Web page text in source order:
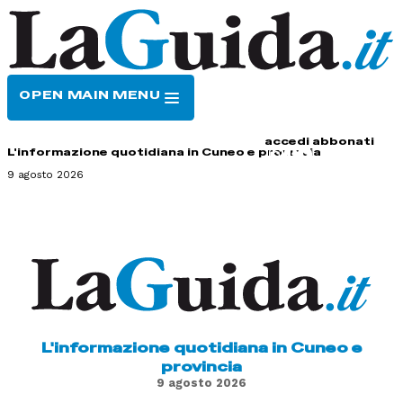
OPEN MAIN MENU
accedi abbonati
L'informazione quotidiana in Cuneo e provincia
9 agosto 2026
L'informazione quotidiana in Cuneo e
provincia
9 agosto 2026